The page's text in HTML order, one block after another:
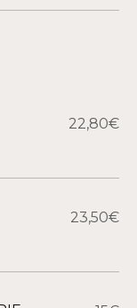
22,80€
23,50€